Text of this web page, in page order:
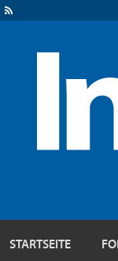
STARTSEITE